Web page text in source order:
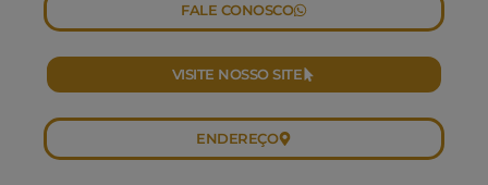
FALE CONOSCO
VISITE NOSSO SITE
ENDEREÇO